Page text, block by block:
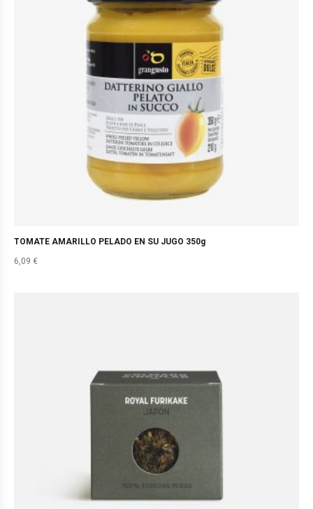
TOMATE AMARILLO PELADO EN SU JUGO 350g
6,09 €